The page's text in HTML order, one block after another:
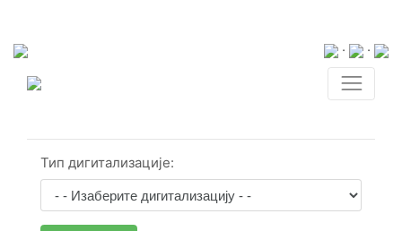
· ·
Тип дигитализације: